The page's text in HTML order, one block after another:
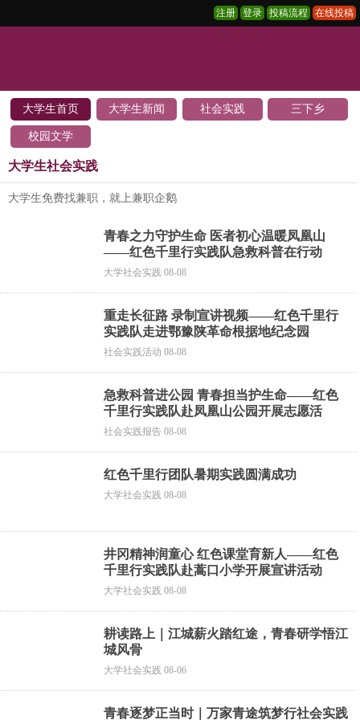
注册 登录 投稿流程 在线投稿
大学生首页 大学生新闻 社会实践 三下乡
校园文学
大学生社会实践
大学生免费找兼职，就上兼职企鹅
青春之力守护生命 医者初心温暖凤凰山
——红色千里行实践队急救科普在行动
大学社会实践 08-08
重走长征路 录制宣讲视频——红色千里行
实践队走进鄂豫陕革命根据地纪念园
社会实践活动 08-08
急救科普进公园 青春担当护生命——红色
千里行实践队赴凤凰山公园开展志愿活
社会实践报告 08-08
红色千里行团队暑期实践圆满成功
大学社会实践 08-08
井冈精神润童心 红色课堂育新人——红色
千里行实践队赴蒿口小学开展宣讲活动
大学社会实践 08-08
耕读路上｜江城薪火踏红途，青春研学悟江
城风骨
大学社会实践 08-06
青春逐梦正当时｜万家青途筑梦行社会实践